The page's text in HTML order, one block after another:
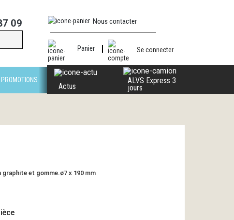
09 Nous contacter
Panier Se connecter
PROMOTIONS
Actus
ALVS Express 3
jours
graphite et gomme.ø7 x 190 mm